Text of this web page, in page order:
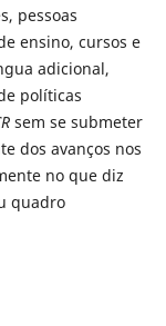
pessoas
ensino, cursos e
adicional,
políticas
sem se submeter
dos avanços nos
no que diz
quadro